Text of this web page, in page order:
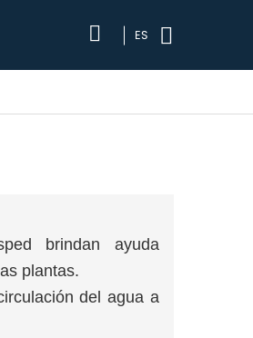
ES
brindan ayuda
plantas.
del agua a